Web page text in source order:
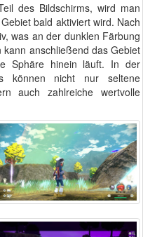
des Bildschirms, wird man
bald aktiviert wird. Nach
was an der dunklen Färbung
anschließend das Gebiet
Sphäre hinein läuft. In der
können nicht nur seltene
auch zahlreiche wertvolle